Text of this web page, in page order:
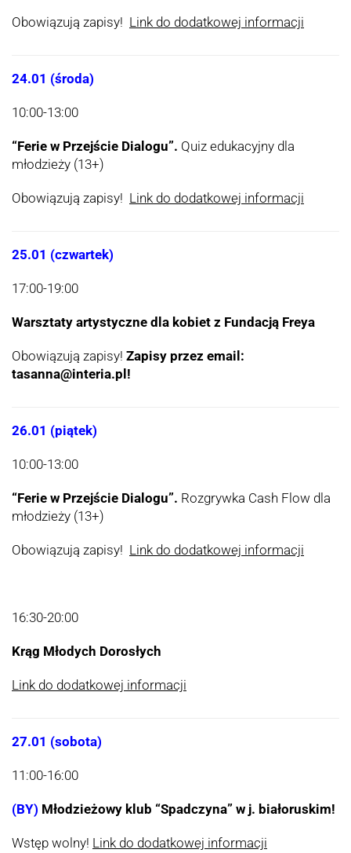
Obowiązują zapisy! Link do dodatkowej informacji
24.01 (środa)
10:00-13:00
“Ferie w Przejście Dialogu”. Quiz edukacyjny dla
młodzieży (13+)
Obowiązują zapisy! Link do dodatkowej informacji
25.01 (czwartek)
17:00-19:00
Warsztaty artystyczne dla kobiet z Fundacją Freya
Obowiązują zapisy! Zapisy przez email:
tasanna@interia.pl!
26.01 (piątek)
10:00-13:00
“Ferie w Przejście Dialogu”. Rozgrywka Cash Flow dla
młodzieży (13+)
Obowiązują zapisy! Link do dodatkowej informacji
16:30-20:00
Krąg Młodych Dorosłych
Link do dodatkowej informacji
27.01 (sobota)
11:00-16:00
(BY) Młodzieżowy klub “Spadczyna” w j. białoruskim!
Wstęp wolny! Link do dodatkowej informacji